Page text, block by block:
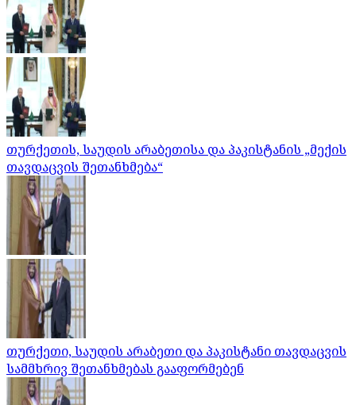
თურქეთის, საუდის არაბეთისა და პაკისტანის „მექის
თავდაცვის შეთანხმება“
თურქეთი, საუდის არაბეთი და პაკისტანი თავდაცვის
სამმხრივ შეთანხმებას გააფორმებენ